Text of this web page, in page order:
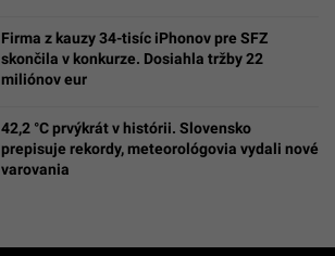
Firma z kauzy 34-tisíc iPhonov pre SFZ
skončila v konkurze. Dosiahla tržby 22
miliónov eur
42,2 °C prvýkrát v histórii. Slovensko
prepisuje rekordy, meteorológovia vydali nové
varovania